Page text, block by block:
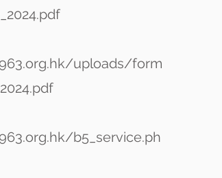
uploads/form
b5_service.ph